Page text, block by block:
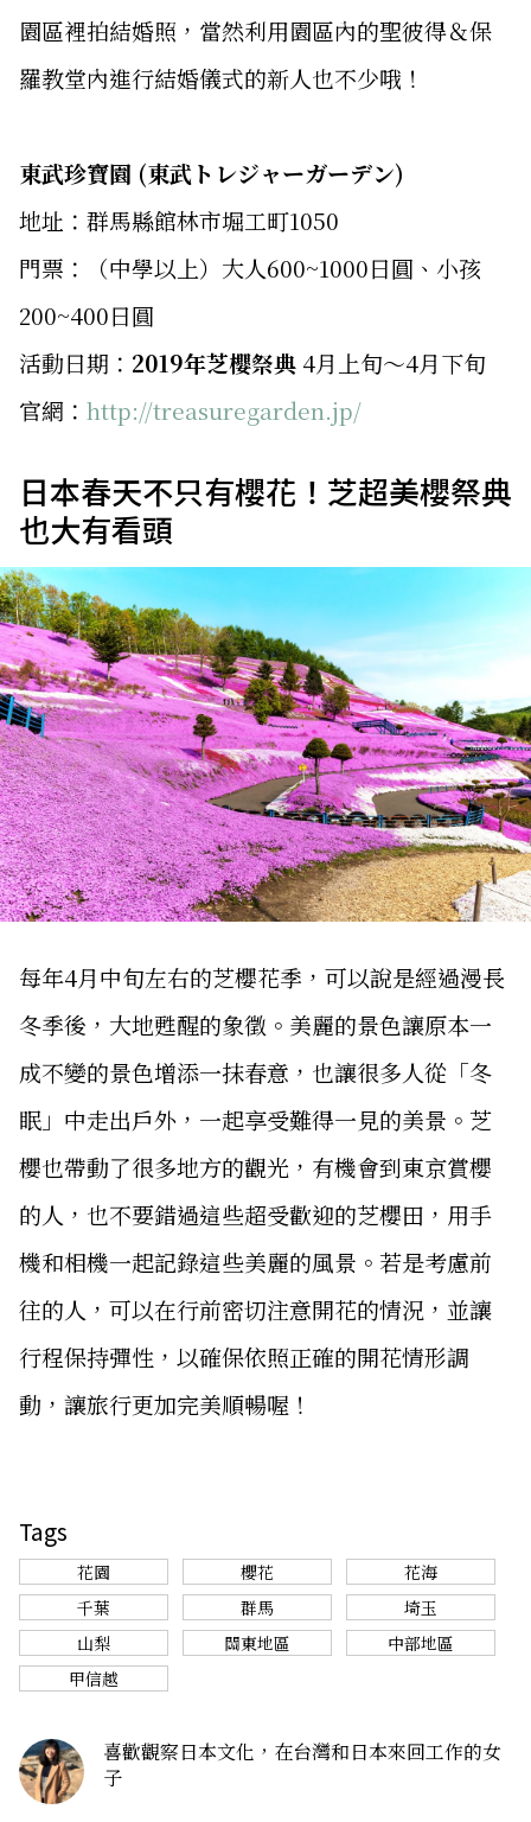
園區裡拍結婚照，當然利用園區內的聖彼得＆保
羅教堂內進行結婚儀式的新人也不少哦！
東武珍寶園 (東武トレジャーガーデン)
地址：群馬縣館林市堀工町1050
門票：（中學以上）大人600~1000日圓、小孩
200~400日圓
活動日期： 2019年芝櫻祭典 4月上旬～4月下旬
官網： http://treasuregarden.jp/
日本春天不只有櫻花！芝超美櫻祭典
也大有看頭
每年4月中旬左右的芝櫻花季，可以說是經過漫長
冬季後，大地甦醒的象徵。美麗的景色讓原本一
成不變的景色增添一抹春意，也讓很多人從「冬
眠」中走出戶外，一起享受難得一見的美景。芝
櫻也帶動了很多地方的觀光，有機會到東京賞櫻
的人，也不要錯過這些超受歡迎的芝櫻田，用手
機和相機一起記錄這些美麗的風景。若是考慮前
往的人，可以在行前密切注意開花的情況，並讓
行程保持彈性，以確保依照正確的開花情形調
動，讓旅行更加完美順暢喔！
Tags
花園 櫻花
花海
千葉
群馬
埼玉
山梨
關東地區
中部地區
甲信越
喜歡觀察日本文化，在台灣和日本來回工作的女
子